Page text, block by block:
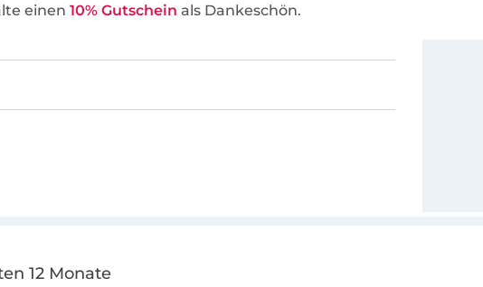
einen 10% Gutschein als Dankeschön.
12 Monate